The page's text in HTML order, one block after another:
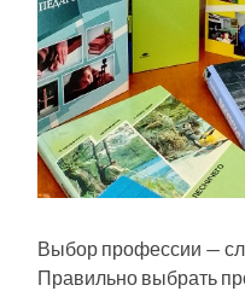
Выбор профессии —
Правильно выбрать